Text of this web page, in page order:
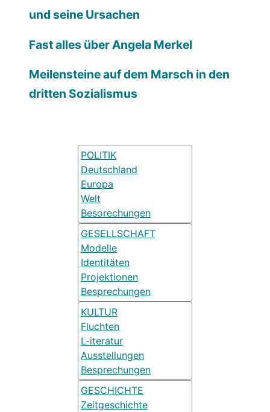
und seine Ursachen
Fast alles über Angela Merkel
Meilensteine auf dem Marsch in den
dritten Sozialismus
POLITIK
Deutschland
Europa
Welt
Besorechungen
GESELLSCHAFT
Modelle
Identitäten
Projektionen
Besprechungen
KULTUR
Fluchten
L-iteratur
Ausstellungen
Besprechungen
GESCHICHTE
Zeitgeschichte